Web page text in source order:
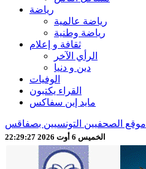
رياضة
رياضة عالمية
رياضة وطنية
ثقافة و إعلام
الرأي الآخر
دين و دنيا
الوفيات
القراء يكتبون
مايد إين سفاكس
موقع الصحفيين التونسيين بصفاقس
الخميس 6 أوت 2026 22:29:29